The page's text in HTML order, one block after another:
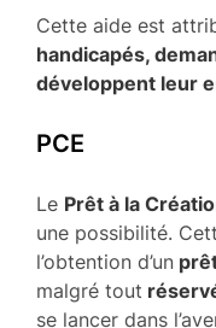
Cette aide est
handicapés,
développent leur
PCE
Le Prêt à la
une possibilité.
l’obtention d’un
malgré tout
se lancer dans